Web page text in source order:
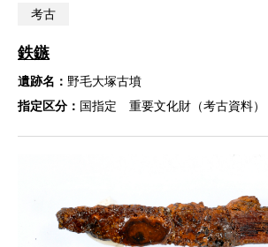
考古
鉄鏃
遺跡名： 野毛大塚古墳
指定区分： 国指定 重要文化財（考古資料）